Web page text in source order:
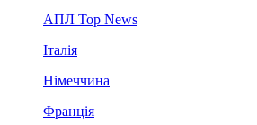
АПЛ Top News
Італія
Німеччина
Франція